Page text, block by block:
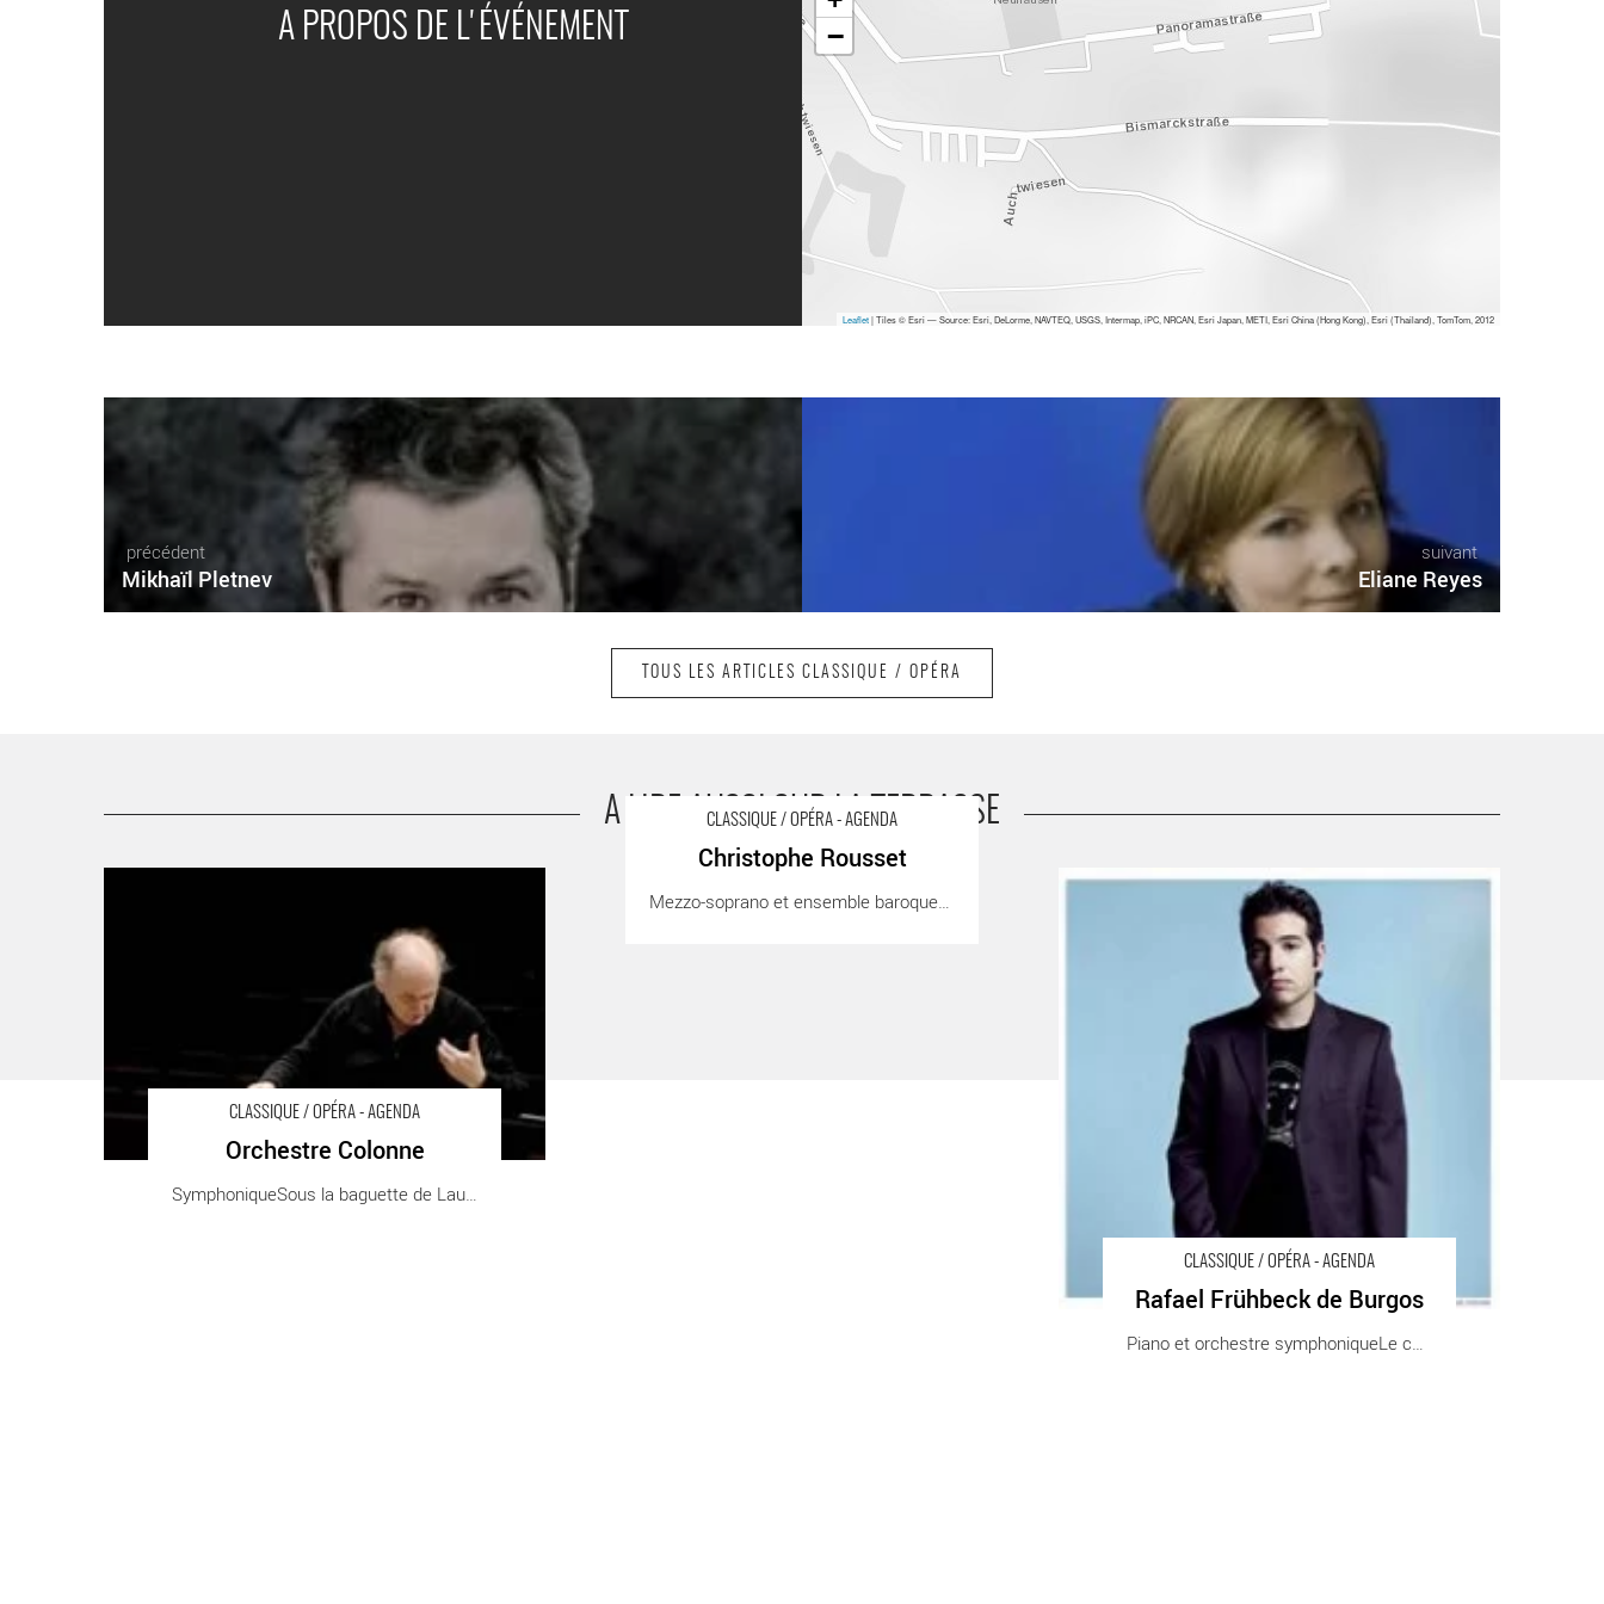
A PROPOS DE L'ÉVÉNEMENT −
Leaflet| Tiles © Esri — Source: Esri, DeLorme, NAVTEQ, USGS, Intermap, iPC, NRCAN, Esri Japan, METI, Esri China (Hong Kong), Esri (Thailand), TomTom, 2012
précédent
Mikhaïl Pletnev
suivant
Eliane Reyes
TOUS LES ARTICLES CLASSIQUE / OPÉRA
A LIRE AUSSI SUR LA TERRASSE
CLASSIQUE / OPÉRA - AGENDA
Orchestre Colonne
SymphoniqueSous la baguette de Laurent [...]
CLASSIQUE / OPÉRA - AGENDA
Christophe Rousset
Mezzo-soprano et ensemble baroqueAccompagnée [...]
CLASSIQUE / OPÉRA - AGENDA
Rafael Frühbeck de Burgos
Piano et orchestre symphoniqueLe chef [...]
Rafael Frühbeck de Burgos - Critique sortie Classique /